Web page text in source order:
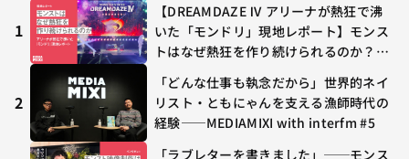
1
【DREAMDAZE Ⅳ アリーナが熱狂で沸
いた「モンドリ」現地レポート】モンス
トはなぜ熱狂を作り続けられるのか？コ
や、兎田ぺこら、壱百満天原サロメらも
集結
2
「どんな仕事も執念だから」世界的ネイ
リスト・ともにゃんを支える漁師時代の
経験——MEDIAMIXI with interfm #5
「ラブレターを書きました」──モンス